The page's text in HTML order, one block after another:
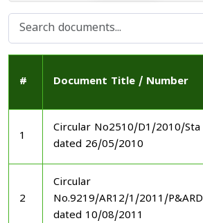
# Document Title / Number
1
Circular No2510/D1/2010/Sta
dated 26/05/2010
2
Circular
No.9219/AR12/1/2011/P&ARD
dated 10/08/2011